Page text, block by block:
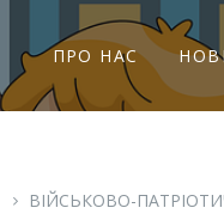
ПРО НАС
ВІЙСЬКОВО-